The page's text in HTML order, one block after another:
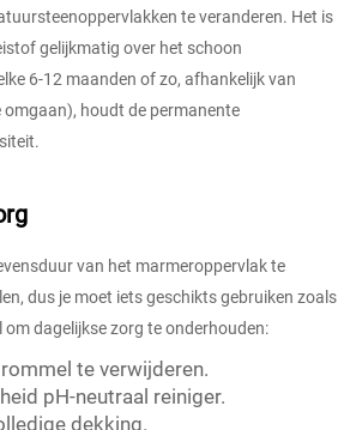
te veranderen. Het is
gelijkmatig over het schoon
6-12 maanden of zo, afhankelijk van
omgaan), houdt de permanente
van het marmeroppervlak te
dus je moet iets geschikts gebruiken zoals
om dagelijkse zorg te onderhouden:
te verwijderen.
pH-neutraal reiniger.
dekking.